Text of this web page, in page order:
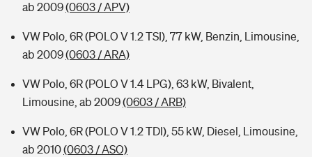
ab 2009(0603 / APV)
VW Polo, 6R (POLO V 1.2 TSI), 77 kW, Benzin, Limousine,
ab 2009(0603 / ARA)
VW Polo, 6R (POLO V 1.4 LPG), 63 kW, Bivalent,
Limousine, ab 2009(0603 / ARB)
VW Polo, 6R (POLO V 1.2 TDI), 55 kW, Diesel, Limousine,
ab 2010(0603 / ASO)